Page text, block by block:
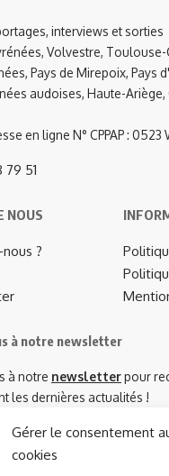
Gérer le consentement
cookies
interviews et sorties
Volvestre,
Pays de Mirepoix, Pays
audoises, Haute-Ariège,
en ligne N° CPPAP : 0523
79 51
NOUS
?
à notre newsletter
à notre newsletterpour
les dernières actualités !
soutient